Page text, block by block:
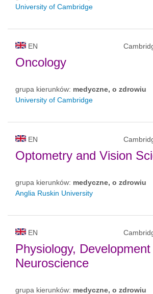
University of Cambridge
EN
Oncology
grupa kierunków: medyczne, o zdrowiu
University of Cambridge
EN
Optometry and Vision
grupa kierunków: medyczne, o zdrowiu
Anglia Ruskin University
EN
Physiology,
Neuroscience
grupa kierunków: medyczne, o zdrowiu